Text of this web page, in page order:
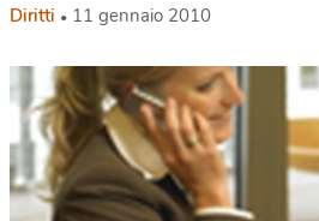
Diritti 11 gennaio 2010